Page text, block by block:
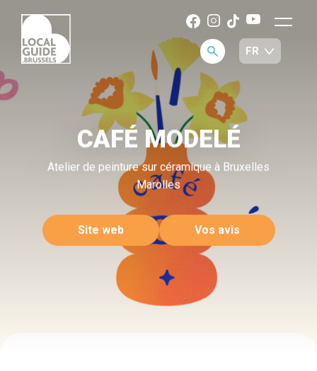
CAFÉ MODELÉ
Atelier de peinture sur céramique à Bruxelles
Marolles
Site web Vos avis